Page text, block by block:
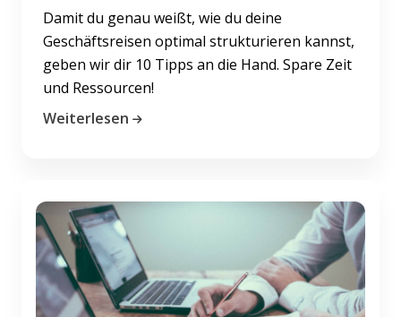
Damit du genau weißt, wie du deine
Geschäftsreisen optimal strukturieren kannst,
geben wir dir 10 Tipps an die Hand. Spare Zeit
und Ressourcen!
Weiterlesen